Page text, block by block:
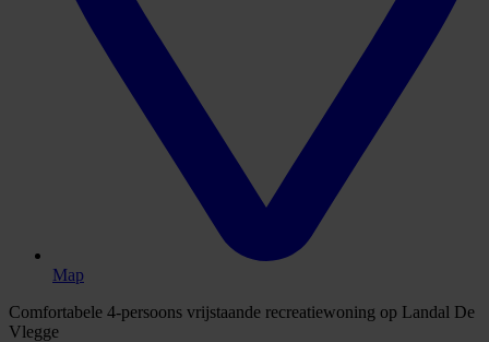
Map
Comfortabele 4-persoons vrijstaande recreatiewoning op Landal De
Vlegge